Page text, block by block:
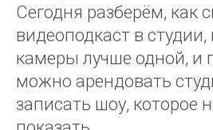
Сегодня разберём, как
видеоподкаст в студии,
камеры лучше одной, и
можно арендовать
записать шоу, которое